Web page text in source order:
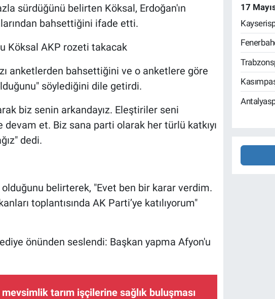
sürdüğünü belirten Köksal, Erdoğan'ın
bahsettiğini ifade etti.
Köksal AKP rozeti takacak
anketlerden bahsettiğini ve o anketlere göre
söylediğini dile getirdi.
biz senin arkandayız. Eleştiriler seni
et. Biz sana parti olarak her türlü katkıyı
dedi.
olduğunu belirterek, "Evet ben bir karar verdim.
toplantısında AK Parti’ye katılıyorum"
önünden seslendi: Başkan yapma Afyon'u
tarım işçilerine sağlık buluşması
17